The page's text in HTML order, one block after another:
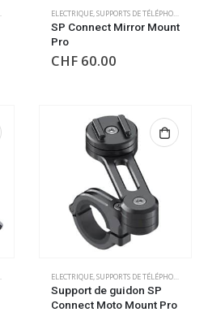
ELECTRIQUE,SUPPORTS DE TÉLÉPHONE/GPS
SP Connect Mirror Mount
Pro
CHF 60.00
ELECTRIQUE,SUPPORTS DE TÉLÉPHONE/GPS
Support de guidon SP
Connect Moto Mount Pro